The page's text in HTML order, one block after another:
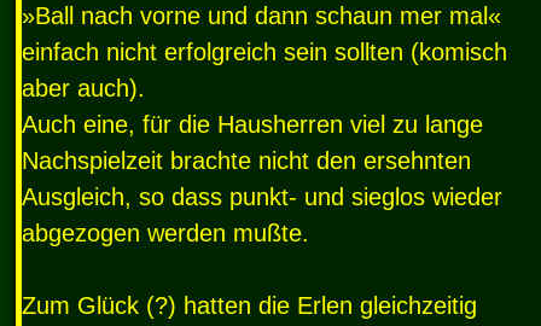
»Ball nach vorne und dann schaun mer mal«
einfach nicht erfolgreich sein sollten (komisch
aber auch).
Auch eine, für die Hausherren viel zu lange
Nachspielzeit brachte nicht den ersehnten
Ausgleich, so dass punkt- und sieglos wieder
abgezogen werden mußte.
Zum Glück (?) hatten die Erlen gleichzeitig